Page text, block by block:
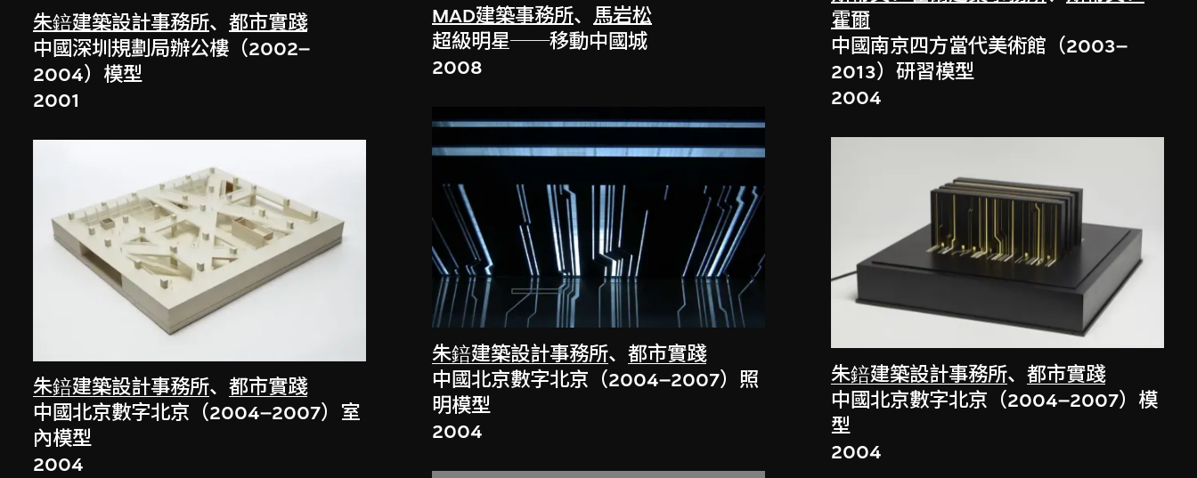
朱錇建築設計事務所、都市實踐
中國深圳規劃局辦公樓（2002–
2004）模型
2001
朱錇建築設計事務所、都市實踐
中國北京數字北京（2004–2007）室
內模型
2004
MAD建築事務所、 馬岩松
超級明星──移動中國城
2008
朱錇建築設計事務所、都市實踐
中國北京數字北京（2004–2007）照
明模型
2004
霍爾
中國南京四方當代美術館（2003–
2013）研習模型
2004
朱錇建築設計事務所、都市實踐
中國北京數字北京（2004–2007）模
型
2004